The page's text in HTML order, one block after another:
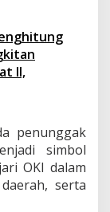
II,
penunggak
simbol
OKI dalam
serta